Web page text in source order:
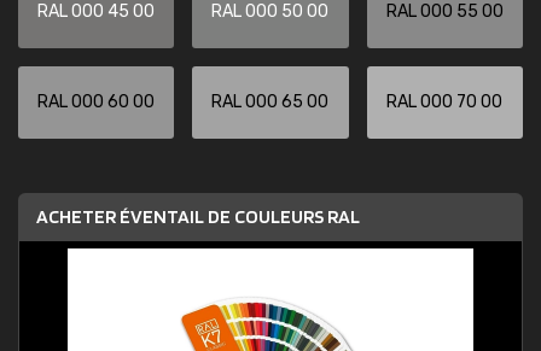
RAL 000 45 00 RAL 000 50 00 RAL 000 55 00
RAL 000 60 00 RAL 000 65 00 RAL 000 70 00
ACHETER ÉVENTAIL DE COULEURS RAL